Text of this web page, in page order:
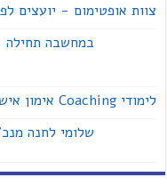
צוות אופטימום - יועצים לפיתוח
במחשבה תחילה
לימודי Coaching אימון אישי בגישת מדעי ההתנהגות, אונ' ת''א
שלומי לחנה